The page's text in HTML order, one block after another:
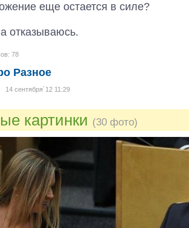
еще остается в силе?
отказываюсь.
78
Разное
14 сентября´12 11:29
картинки (30 фото)